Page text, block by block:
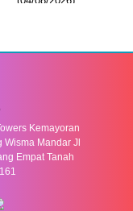
Kemayoran
Wisma Mandar Jl
Empat Tanah